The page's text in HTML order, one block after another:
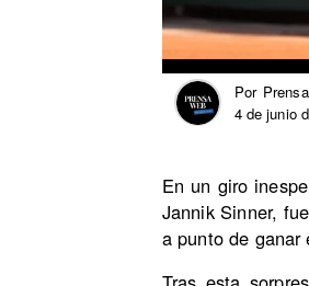
Por
4 de junio
En un giro
Jannik Sinner,
a punto de